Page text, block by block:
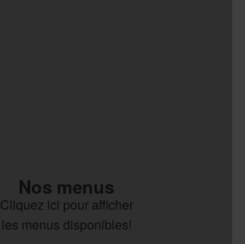
Nos menus
Cliquez ici pour afficher
les menus disponibles!